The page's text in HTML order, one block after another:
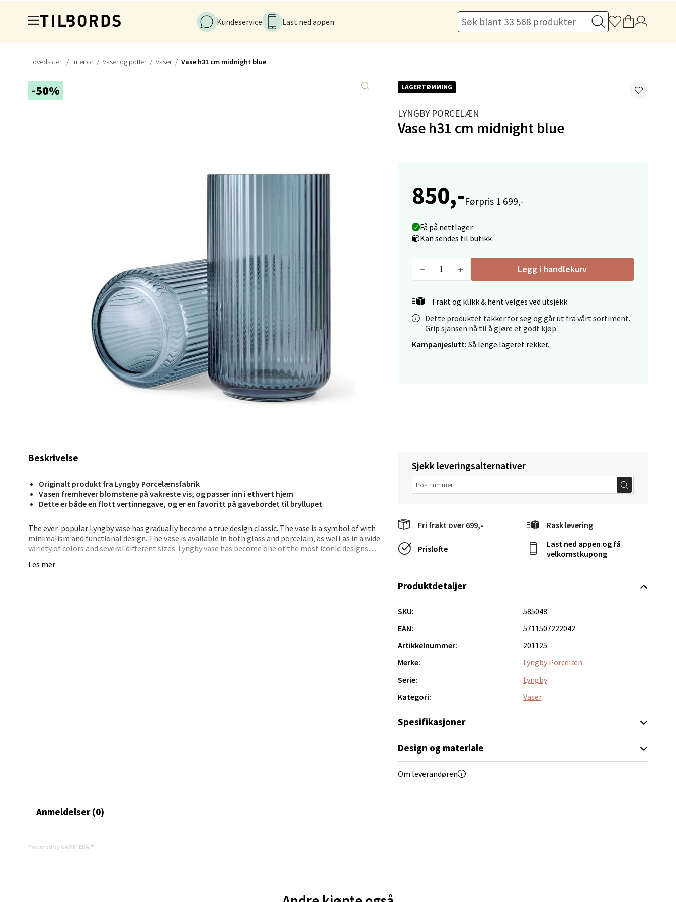
Kundeservice
Last ned appen
Hovedsiden Interiør Vaser og potter Vaser Vase h31 cm midnight blue
-50% LAGERTØMMING
LYNGBY PORCELÆN
Vase h31 cm midnight blue
850,-Førpris 1 699,-
Få på nettlager
Kan sendes til butikk
Legg i handlekurv
Frakt og klikk & hent velges ved utsjekk
Dette produktet takker for seg og går ut fra vårt sortiment.
Grip sjansen nå til å gjøre et godt kjøp.
Kampanjeslutt: Så lenge lageret rekker.
Beskrivelse
Originalt produkt fra Lyngby Porcelænsfabrik
Vasen fremhever blomstene på vakreste vis, og passer inn i ethvert hjem
Dette er både en flott vertinnegave, og er en favoritt på gavebordet til bryllupet
The ever-popular Lyngby vase has gradually become a true design classic. The vase is a symbol of with
minimalism and functional design. The vase is available in both glass and porcelain, as well as in a wide
variety of colors and several different sizes. Lyngby vase has become one of the most iconic designs
classic and very traditional porcelain techniques. The cylindrical shape and elegant simplicity were
Les mer
Sjekk leveringsalternativer
Fri frakt over 699,- Rask levering
Prisløfte
Last ned appen og få
velkomstkupong
Produktdetaljer
SKU:
585048
EAN:
5711507222042
Artikkelnummer:
201125
Merke:
Lyngby Porcelæn
Serie:
Lyngby
Kategori:
Vaser
Spesifikasjoner
Design og materiale
Om leverandøren
Anmeldelser (0)
Powered by GAMIFIERA.®
Stavanger og Sandnes - Kilden Senter
Gartnerveien 16, 4016 Stavanger
Velg
Velg
Bergen - Thon Senter Lagunen
Laguneveien 1, 5239 Bergen
Velg
Kristiansand - Markens
Lillemarkens markensgate 25B, 4611 Kristiansand
Åpent i dag 09-18
0 i butikk
Velg
Oslo - Linderud
Erich Mogensøns vei 38, 0594 Oslo
Åpent i dag 10-21
Åpent i dag 10-20
0 i butikk
Stavanger og Sandnes - Thon Senter